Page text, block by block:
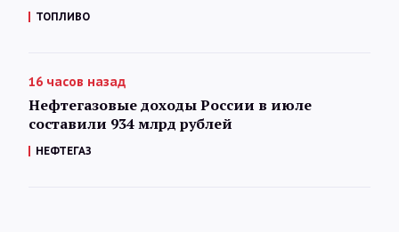
ТОПЛИВО
16 часов назад
Нефтегазовые доходы России в июле
составили 934 млрд рублей
НЕФТЕГАЗ